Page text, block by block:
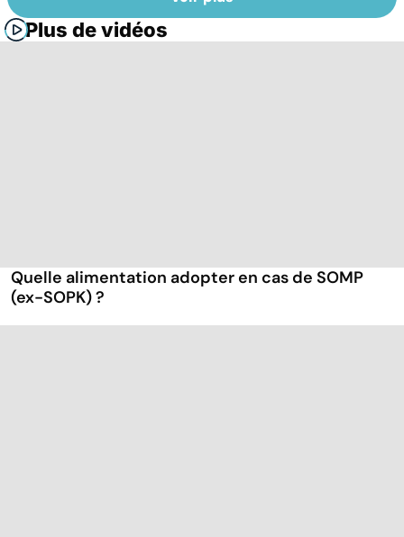
Plus de vidéos
Quelle alimentation adopter en cas de SOMP
(ex-SOPK) ?